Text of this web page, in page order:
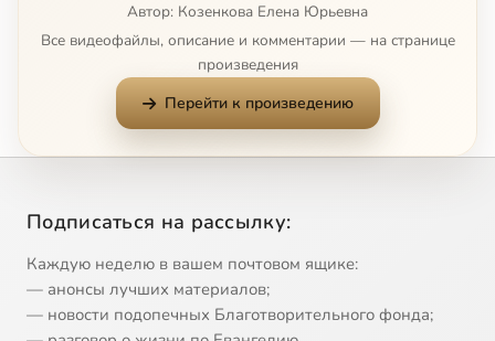
Прощеное Воскресенье
13 Икона Божией Матери 'Державная'
14
Автор: Козенкова Елена Юрьевна
Все видеофайлы, описание и комментарии — на странице
произведения
Перейти к произведению
Подписаться на рассылку:
Каждую неделю в вашем почтовом ящике:
— анонсы лучших материалов;
— новости подопечных Благотворительного фонда;